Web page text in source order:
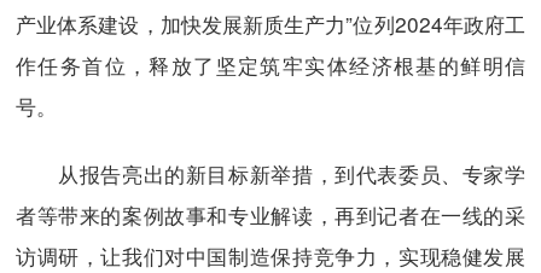
产业体系建设，加快发展新质生产力”位列2024年政府工
作任务首位，释放了坚定筑牢实体经济根基的鲜明信
号。
从报告亮出的新目标新举措，到代表委员、专家学
者等带来的案例故事和专业解读，再到记者在一线的采
访调研，让我们对中国制造保持竞争力，实现稳健发展